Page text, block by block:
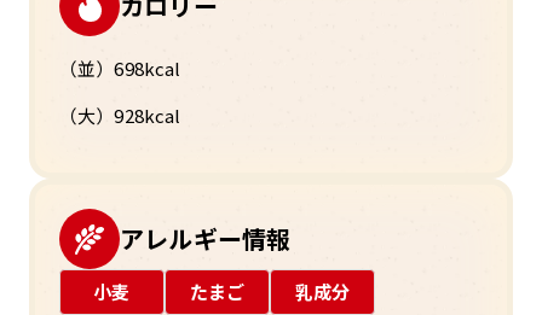
（並）698kcal
（大）928kcal
アレルギー情報
小麦 たまご 乳成分